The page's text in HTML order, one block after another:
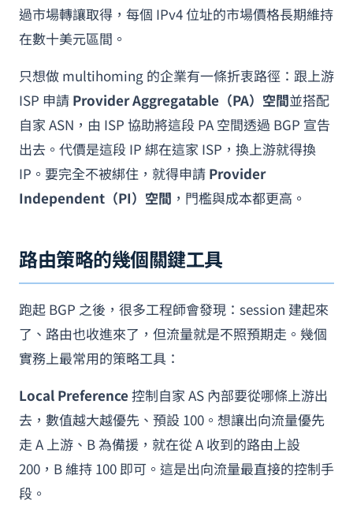
過市場轉讓取得，每個 IPv4 位址的市場價格長期維持
在數十美元區間。
只想做 multihoming 的企業有一條折衷路徑：跟上游
ISP 申請 Provider Aggregatable（PA）空間並搭配
自家 ASN，由 ISP 協助將這段 PA 空間透過 BGP 宣告
出去。代價是這段 IP 綁在這家 ISP，換上游就得換
IP。要完全不被綁住，就得申請 Provider
Independent（PI）空間 ，門檻與成本都更高。
路由策略的幾個關鍵工具
跑起 BGP 之後，很多工程師會發現：session 建起來
了、路由也收進來了，但流量就是不照預期走。幾個
實務上最常用的策略工具：
Local Preference控制自家 AS 內部要從哪條上游出
去，數值越大越優先、預設 100。想讓出向流量優先
走 A 上游、B 為備援，就在從 A 收到的路由上設
200，B 維持 100 即可。這是出向流量最直接的控制手
段。